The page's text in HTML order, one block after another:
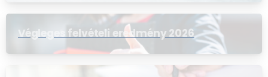
Végleges felvételi eredmény 2026